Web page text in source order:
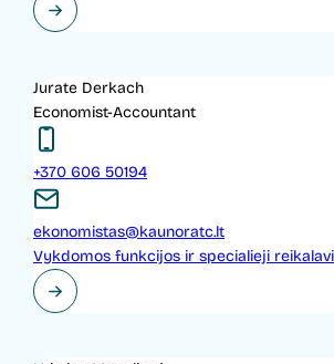
Jurate Derkach
Economist-Accountant
+370 606 50194
ekonomistas@kaunoratc.lt
Vykdomos funkcijos ir specialieji